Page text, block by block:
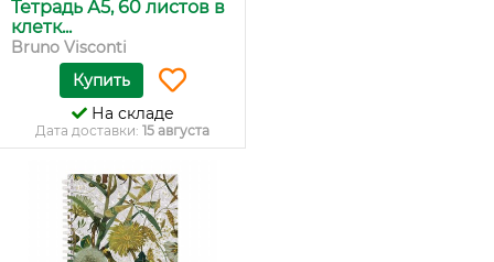
Тетрадь А5, 60 листов в
клетк...
Bruno Visconti
Купить
На складе
Дата доставки: 15 августа